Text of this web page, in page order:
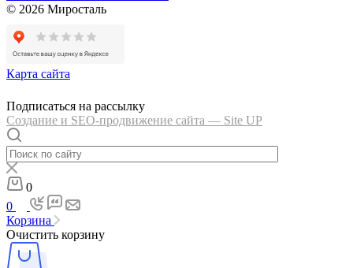
© 2026 Миросталь
Карта сайта
Подписаться на рассылку
Создание и SEO-продвижение сайта — Site UP
0
0
Корзина
Очистить корзину